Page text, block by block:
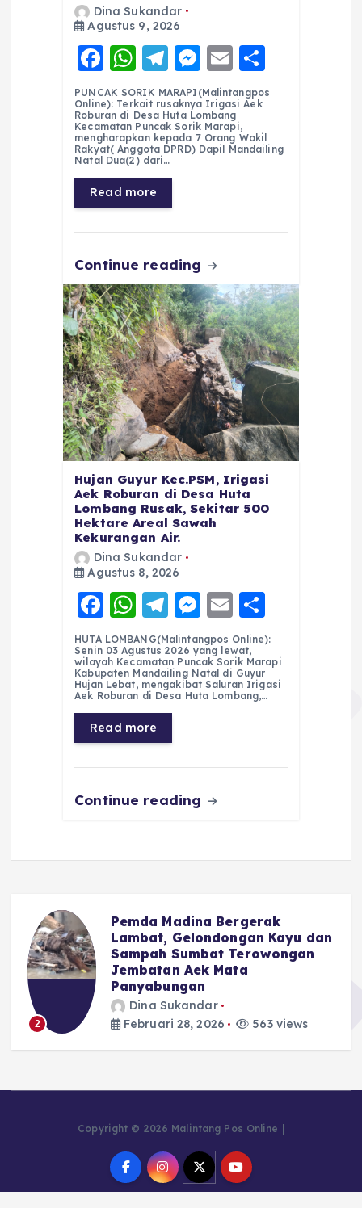
Dina Sukandar
Agustus 9, 2026
F
a
c
e
b
o
o
k
W
h
a
ts
A
p
p
T
el
e
g
r
a
m
M
e
ss
e
n
E
m
ai
l
h
re
PUNCAK SORIK MARAPI(Malintangpos
Online): Terkait rusaknya Irigasi Aek
Roburan di Desa Huta Lombang
Kecamatan Puncak Sorik Marapi,
mengharapkan kepada 7 Orang Wakil
Rakyat( Anggota DPRD) Dapil Mandailing
Natal Dua(2) dari…
Read more
Continue reading
Hujan Guyur Kec.PSM, Irigasi
Aek Roburan di Desa Huta
Lombang Rusak, Sekitar 500
Hektare Areal Sawah
Kekurangan Air.
Dina Sukandar
Agustus 8, 2026
F
a
c
e
b
o
o
W
h
a
ts
A
p
p
T
el
e
g
r
m
M
e
ss
e
n
er
E
m
ai
l
h
a
re
HUTA LOMBANG(Malintangpos Online):
Senin 03 Agustus 2026 yang lewat,
wilayah Kecamatan Puncak Sorik Marapi
Kabupaten Mandailing Natal di Guyur
Hujan Lebat, mengakibat Saluran Irigasi
Aek Roburan di Desa Huta Lombang,…
Read more
Continue reading
2
Pemda Madina Bergerak
Lambat, Gelondongan Kayu dan
Sampah Sumbat Terowongan
Jembatan Aek Mata
Panyabungan
Dina Sukandar
Februari 28, 2026
563 views
Copyright © 2026 Malintang Pos Online |